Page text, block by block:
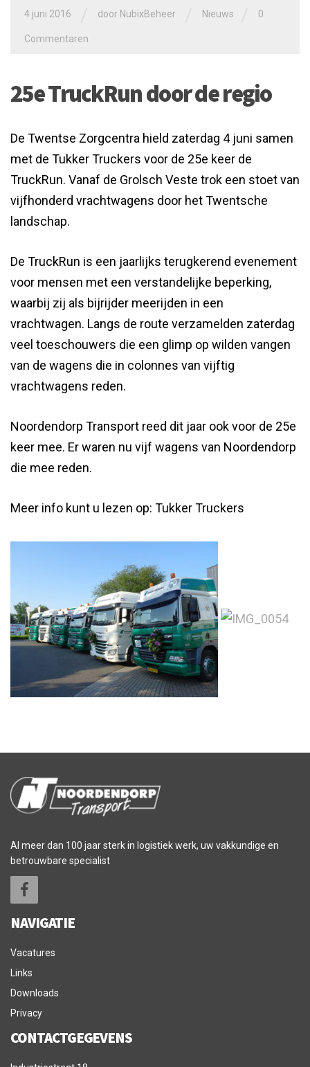
4 juni 2016 door NubixBeheer Nieuws 0
Commentaren
25e TruckRun door de regio
De Twentse Zorgcentra hield zaterdag 4 juni samen
met de Tukker Truckers voor de 25e keer de
TruckRun. Vanaf de Grolsch Veste trok een stoet van
vijfhonderd vrachtwagens door het Twentsche
landschap.
De TruckRun is een jaarlijks terugkerend evenement
voor mensen met een verstandelijke beperking,
waarbij zij als bijrijder meerijden in een
vrachtwagen. Langs de route verzamelden zaterdag
veel toeschouwers die een glimp op wilden vangen
van de wagens die in colonnes van vijftig
vrachtwagens reden.
Noordendorp Transport reed dit jaar ook voor de 25e
keer mee. Er waren nu vijf wagens van Noordendorp
die mee reden.
Meer info kunt u lezen op: Tukker Truckers
Al meer dan 100 jaar sterk in logistiek werk, uw vakkundige en
betrouwbare specialist
NAVIGATIE
Vacatures
Links
Downloads
Privacy
CONTACTGEGEVENS